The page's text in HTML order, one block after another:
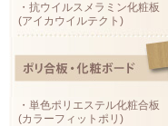
・抗ウイルスメラミン化粧板
(アイカウイルテクト)
・単色ポリエステル化粧合板
(カラーフィットポリ)